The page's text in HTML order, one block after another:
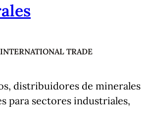
TRADE
distribuidores de minerales
para sectores industriales,